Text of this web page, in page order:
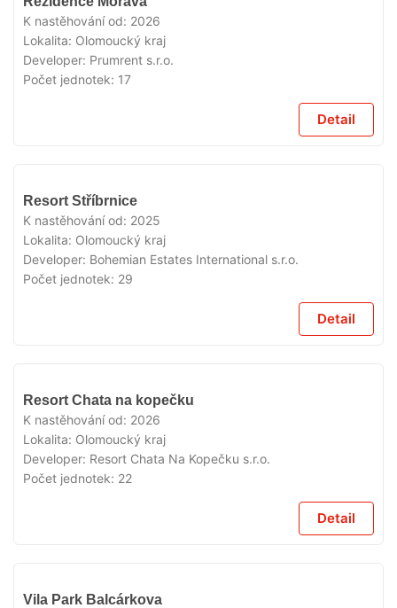
K nastěhování od: 2026
Lokalita: Olomoucký kraj
Developer: Prumrent s.r.o.
Počet jednotek: 17
Detail
Resort Stříbrnice
K nastěhování od: 2025
Lokalita: Olomoucký kraj
Developer: Bohemian Estates International s.r.o.
Počet jednotek: 29
Detail
Resort Chata na kopečku
K nastěhování od: 2026
Lokalita: Olomoucký kraj
Developer: Resort Chata Na Kopečku s.r.o.
Počet jednotek: 22
Detail
Vila Park Balcárkova